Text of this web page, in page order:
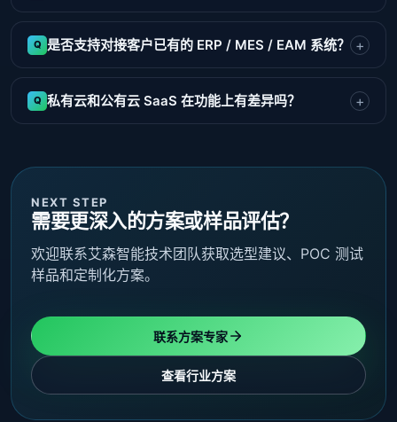
是否支持对接客户已有的 ERP / MES / EAM 系统？
私有云和公有云 SaaS 在功能上有差异吗？
NEXT STEP
需要更深入的方案或样品评估？
欢迎联系艾森智能技术团队获取选型建议、POC 测试
样品和定制化方案。
联系方案专家
查看行业方案